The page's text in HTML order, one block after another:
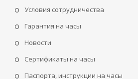
Условия сотрудничества
Гарантия на часы
Новости
Сертификаты на часы
Паспорта, инструкции на часы